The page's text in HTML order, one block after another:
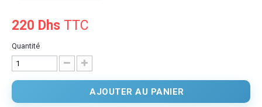
220 Dhs TTC
Quantité
AJOUTER AU PANIER